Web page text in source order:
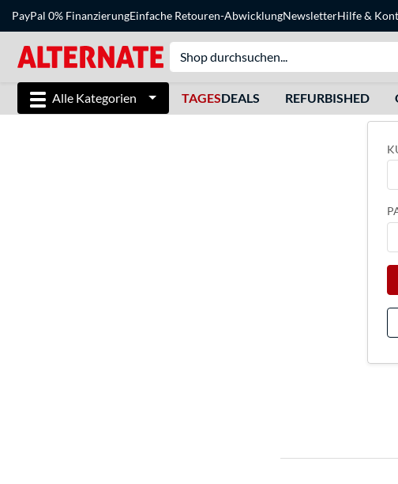
PayPal 0% FinanzierungEinfache Retouren-AbwicklungNewsletterHilfe&
Alle Kategorien TAGESDEALS REFURBISHED